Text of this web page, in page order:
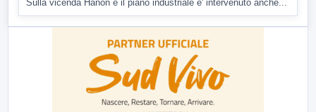
Sulla vicenda Hanon e il piano industriale e' intervenuto anche...